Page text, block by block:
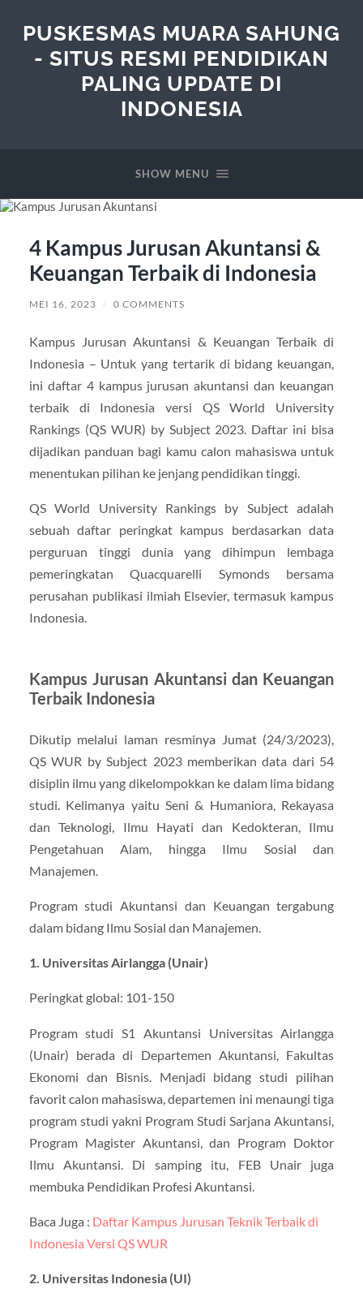
PUSKESMAS MUARA SAHUNG
- SITUS RESMI PENDIDIKAN
PALING UPDATE DI
INDONESIA
SHOW MENU
4 Kampus Jurusan Akuntansi &
Keuangan Terbaik di Indonesia
MEI 16, 2023 / 0 COMMENTS
Kampus Jurusan Akuntansi & Keuangan Terbaik di
Indonesia – Untuk yang tertarik di bidang keuangan,
ini daftar 4 kampus jurusan akuntansi dan keuangan
terbaik di Indonesia versi QS World University
Rankings (QS WUR) by Subject 2023. Daftar ini bisa
dijadikan panduan bagi kamu calon mahasiswa untuk
menentukan pilihan ke jenjang pendidikan tinggi.
QS World University Rankings by Subject adalah
sebuah daftar peringkat kampus berdasarkan data
perguruan tinggi dunia yang dihimpun lembaga
pemeringkatan Quacquarelli Symonds bersama
perusahan publikasi ilmiah Elsevier, termasuk kampus
Indonesia.
Kampus Jurusan Akuntansi dan Keuangan
Terbaik Indonesia
Dikutip melalui laman resminya Jumat (24/3/2023),
QS WUR by Subject 2023 memberikan data dari 54
disiplin ilmu yang dikelompokkan ke dalam lima bidang
studi. Kelimanya yaitu Seni & Humaniora, Rekayasa
dan Teknologi, Ilmu Hayati dan Kedokteran, Ilmu
Pengetahuan Alam, hingga Ilmu Sosial dan
Manajemen.
Program studi Akuntansi dan Keuangan tergabung
dalam bidang Ilmu Sosial dan Manajemen.
1. Universitas Airlangga (Unair)
Peringkat global: 101-150
Program studi S1 Akuntansi Universitas Airlangga
(Unair) berada di Departemen Akuntansi, Fakultas
Ekonomi dan Bisnis. Menjadi bidang studi pilihan
favorit calon mahasiswa, departemen ini menaungi tiga
program studi yakni Program Studi Sarjana Akuntansi,
Program Magister Akuntansi, dan Program Doktor
Ilmu Akuntansi. Di samping itu, FEB Unair juga
membuka Pendidikan Profesi Akuntansi.
Baca Juga : Daftar Kampus Jurusan Teknik Terbaik di
Indonesia Versi QS WUR
2. Universitas Indonesia (UI)